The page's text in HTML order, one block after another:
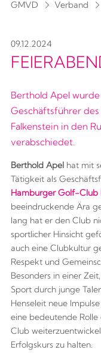
GMVD Verband
09.12.2024
Berthold Apel wurde
Geschäftsführer
Falkenstein in den
verabschiedet.
Berthold Apel hat mit
Tätigkeit als
Hamburger Golf-Club
beeindruckende Ära
lang hat er den Club
sportlicher Hinsicht
auch eine Clubkultur
Respekt und
Besonders in einer
Sport durch junge
Henseleit neue
eine bedeutende Rolle
Club
Erfolgskurs zu halten.